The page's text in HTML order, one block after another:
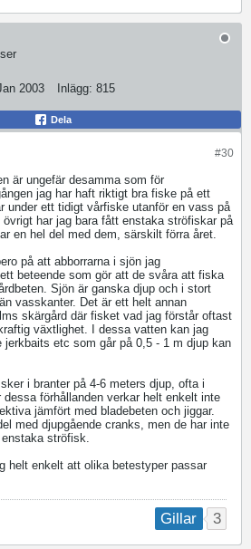
2003 Inlägg: 815
Dela
#30
är ungefär desamma som för
jag har haft riktigt bra fiske på ett
under ett tidigt vårfiske utanför en vass på
har jag bara fått enstaka ströfiskar på
en hel del med dem, särskilt förra året.
på att abborrarna i sjön jag
beteende som gör att de svåra att fiska
Sjön är ganska djup och i stort
vasskanter. Det är ett helt annan
skärgård där fisket vad jag förstår oftast
växtlighet. I dessa vatten kan jag
etc som går på 0,5 - 1 m djup kan
i branter på 4-6 meters djup, ofta i
dessa förhållanden verkar helt enkelt inte
jämfört med bladebeten och jiggar.
med djupgående cranks, men de har inte
ströfisk.
helt enkelt att olika betestyper passar
Gillar 3